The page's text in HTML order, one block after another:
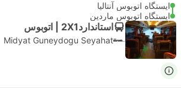
ایستگاه اتوبوس آنتالیا
ایستگاه اتوبوس ماردین
استاندارد2X1 | اتوبوس
Midyat Guneydogu Seyahat